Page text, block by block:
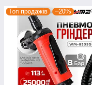
Топ продажів –20%